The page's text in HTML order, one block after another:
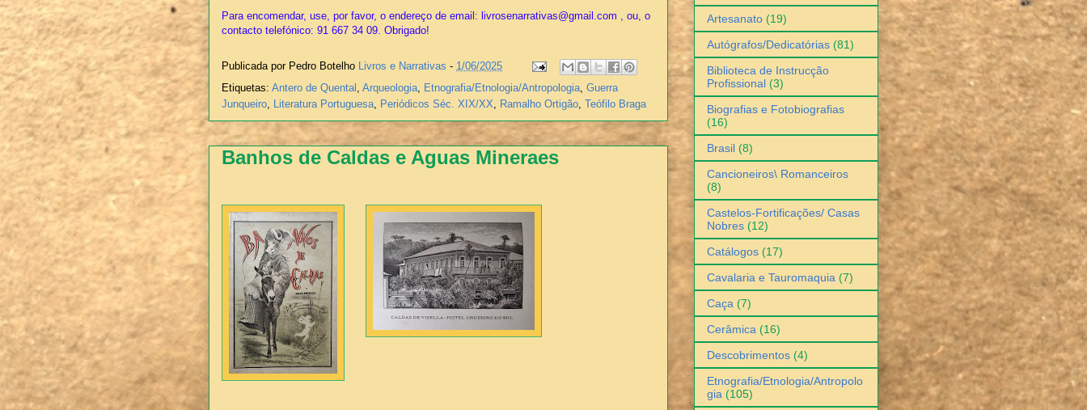
Para encomendar, use, por favor, o endereço de email: livrosenarrativas@gmail.com , ou, o
contacto telefónico: 91 667 34 09. Obrigado!
Publicada por Pedro Botelho Livros e Narrativas - 1/06/2025
Etiquetas: Antero de Quental , Arqueologia, Etnografia/Etnologia/Antropologia, Guerra
Junqueiro, Literatura Portuguesa, Periódicos Séc. XIX/XX, Ramalho Ortigão, Teófilo Braga
Banhos de Caldas e Aguas Mineraes
Artesanato (19)
Autógrafos/Dedicatórias (81)
Biblioteca de Instrucção
Profissional (3)
Biografias e Fotobiografias
(16)
Brasil (8)
Cancioneiros\ Romanceiros
(8)
Castelos-Fortificações/ Casas
Nobres (12)
Catálogos (17)
Cavalaria e Tauromaquia (7)
Caça (7)
Cerâmica (16)
Descobrimentos (4)
Etnografia/Etnologia/Antropolo
gia (105)